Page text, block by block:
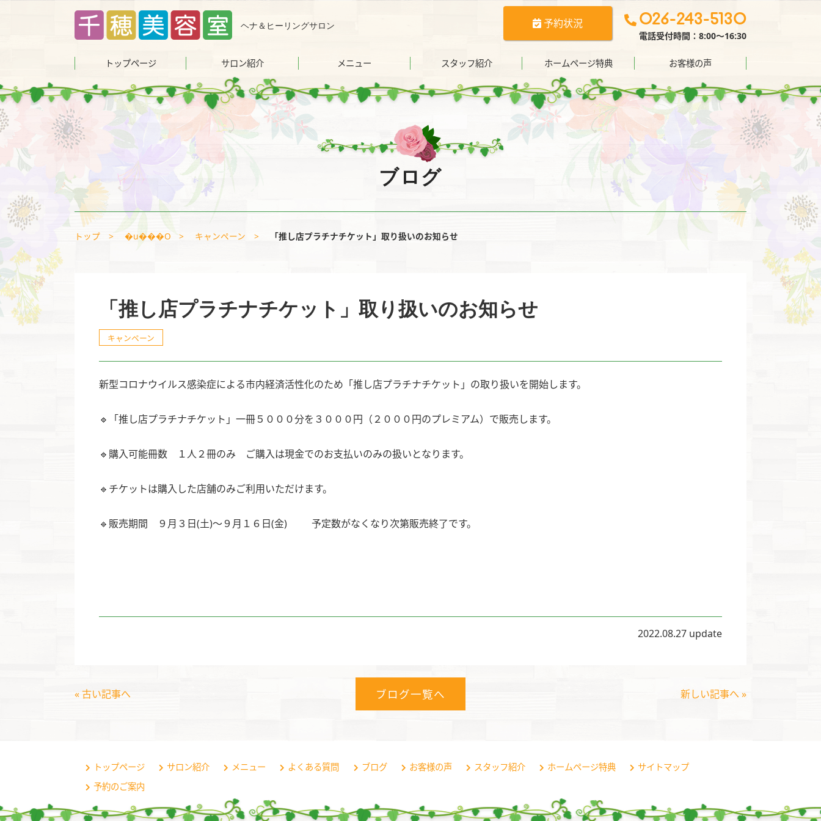
ス
キ
ッ
ヘナ＆ヒーリングサロン 予約状況 026-243-5130
電話受付時間：8:00〜16:30
トップページ サロン紹介 メニュー スタッフ紹介 ホームページ特典 お客様の声
ブログ
トップ �u���O キャンペーン 「推し店プラチナチケット」取り扱いのお知らせ
「推し店プラチナチケット」取り扱いのお知らせ
キャンペーン
新型コロナウイルス感染症による市内経済活性化のため「推し店プラチナチケット」の取り扱いを開始します。
🔹「推し店プラチナチケット」一冊５０００分を３０００円（２０００円のプレミアム）で販売します。
🔹購入可能冊数 １人２冊のみ ご購入は現金でのお支払いのみの扱いとなります。
🔹チケットは購入した店舗のみご利用いただけます。
🔹販売期間 ９月３日(土)〜９月１６日(金) 予定数がなくなり次第販売終了です。
2022.08.27 update
« 古い記事へ ブログ一覧へ 新しい記事へ »
トップページ サロン紹介 メニュー よくある質問 ブログ お客様の声 スタッフ紹介 ホームページ特典
サイトマップ
予約のご案内